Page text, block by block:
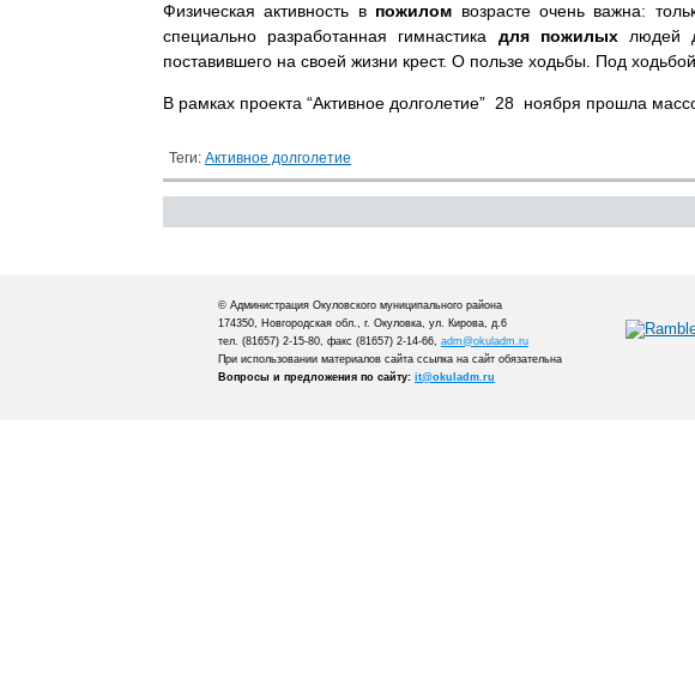
Физическая активность в пожилом возрасте очень важна:
специально разработанная гимнастика для пожилыхлюдей
поставившего на своей жизни крест. О пользе ходьбы. Под
В рамках проекта “Активное долголетие” 28 ноября прошла
Теги: Активное долголетие
© Администрация Окуловского муниципального района
174350, Новгородская обл., г. Окуловка, ул. Кирова, д.6
тел. (81657) 2-15-80, факс (81657) 2-14-66, adm@okuladm.ru
При использовании материалов сайта ссылка на сайт обязательна
Вопросы и предложения по сайту: it@okuladm.ru